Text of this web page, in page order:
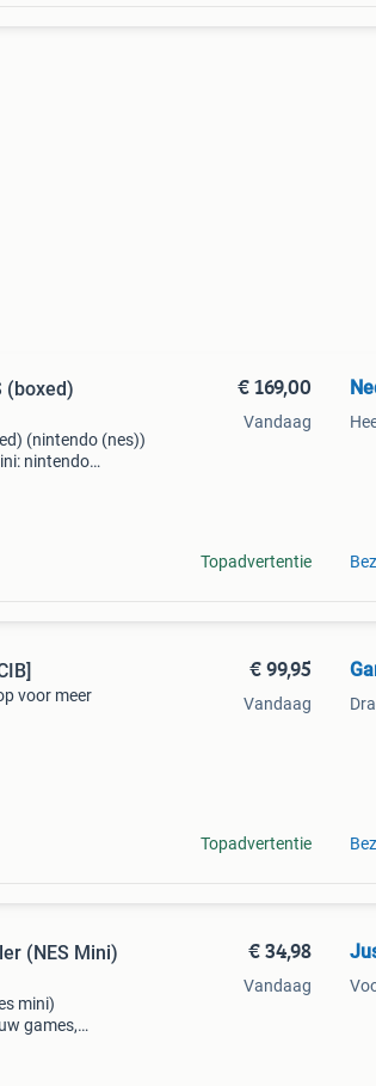
(boxed)
(nintendo (nes))
nintendo
€ 169,00
Vandaag
Topadvertentie
voor meer
€ 99,95
Vandaag
Topadvertentie
(NES Mini)
mini)
games,
€ 34,98
Vandaag